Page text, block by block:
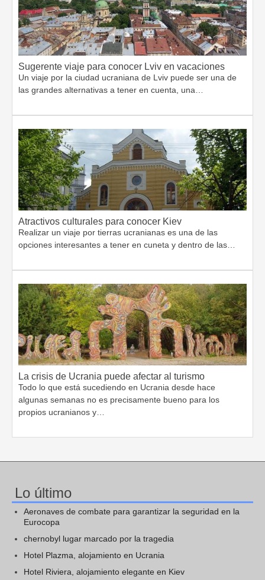
Sugerente viaje para conocer Lviv en vacaciones
Un viaje por la ciudad ucraniana de Lviv puede ser una de
las grandes alternativas a tener en cuenta, una…
Atractivos culturales para conocer Kiev
Realizar un viaje por tierras ucranianas es una de las
opciones interesantes a tener en cuneta y dentro de las…
La crisis de Ucrania puede afectar al turismo
Todo lo que está sucediendo en Ucrania desde hace
algunas semanas no es precisamente bueno para los
propios ucranianos y…
Lo último
Aeronaves de combate para garantizar la seguridad en la
Eurocopa
chernobyl lugar marcado por la tragedia
Hotel Plazma, alojamiento en Ucrania
Hotel Riviera, alojamiento elegante en Kiev